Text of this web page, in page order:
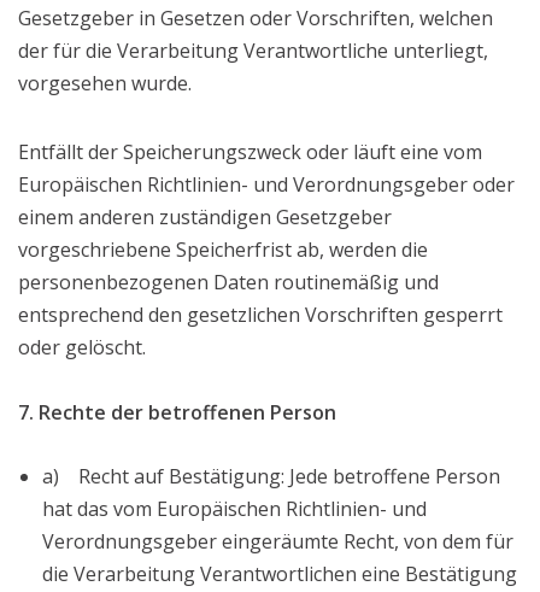
Gesetzgeber in Gesetzen oder Vorschriften, welchen
der für die Verarbeitung Verantwortliche unterliegt,
vorgesehen wurde.
Entfällt der Speicherungszweck oder läuft eine vom
Europäischen Richtlinien- und Verordnungsgeber oder
einem anderen zuständigen Gesetzgeber
vorgeschriebene Speicherfrist ab, werden die
personenbezogenen Daten routinemäßig und
entsprechend den gesetzlichen Vorschriften gesperrt
oder gelöscht.
7. Rechte der betroffenen Person
a) Recht auf Bestätigung: Jede betroffene Person
hat das vom Europäischen Richtlinien- und
Verordnungsgeber eingeräumte Recht, von dem für
die Verarbeitung Verantwortlichen eine Bestätigung